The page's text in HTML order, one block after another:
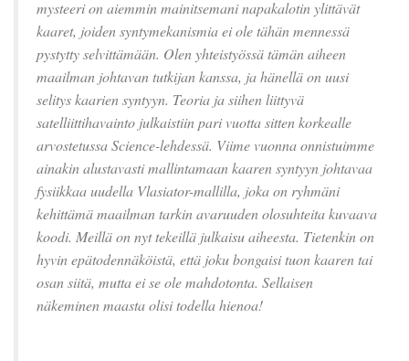
mysteeri on aiemmin mainitsemani napakalotin ylittävät
kaaret, joiden syntymekanismia ei ole tähän mennessä
pystytty selvittämään. Olen yhteistyössä tämän aiheen
maailman johtavan tutkijan kanssa, ja hänellä on uusi
selitys kaarien syntyyn. Teoria ja siihen liittyvä
satelliittihavainto julkaistiin pari vuotta sitten korkealle
arvostetussa Science-lehdessä. Viime vuonna onnistuimme
ainakin alustavasti mallintamaan kaaren syntyyn johtavaa
fysiikkaa uudella Vlasiator-mallilla, joka on ryhmäni
kehittämä maailman tarkin avaruuden olosuhteita kuvaava
koodi. Meillä on nyt tekeillä julkaisu aiheesta. Tietenkin on
hyvin epätodennäköistä, että joku bongaisi tuon kaaren tai
osan siitä, mutta ei se ole mahdotonta. Sellaisen
näkeminen maasta olisi todella hienoa!